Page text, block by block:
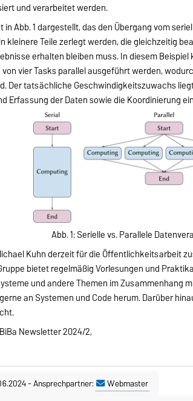
und verarbeitet werden.
in Abb. 1 dargestellt, das den Übergang vom
kleinere Teile zerlegt werden, die gleichzeitig
erhalten bleiben muss. In diesem
vier Tasks parallel ausgeführt werden,
Der tatsächliche Geschwindigkeitszuwachs
Erfassung der Daten sowie die Koordinierung
Abb. 1: Serielle vs. Parallele
Kuhn derzeit für die Öffentlichkeitsarbeit
bietet regelmäßig Vorlesungen und
und andere Themen im Zusammenhang
an Systemen und Code herum. Darüber
Newsletter 2024/2,
-Ansprechpartner: Webmaster